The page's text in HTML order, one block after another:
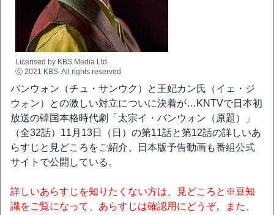
Licensed by KBS Media Ltd.
ⓒ 2021 KBS. All rights reserved
バンウォン（チュ・サンウク）と王妃カン氏（イェ・ジ
ウォン）との激しい対立についに決着が…KNTVで日本初
放送の韓国本格時代劇「太宗イ・バンウォン（原題）」
（全32話）11月13日（日）の第11話と第12話の詳しいあ
らすじと見どころをご紹介、日本版予告動画も番組公式
サイトで公開している。
詳しいあらすじを知りたくない方は、見どころと※豆知
識をご覧になって、あらすじは確認用にどうぞ。また、